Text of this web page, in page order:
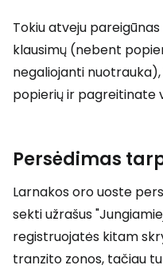
Tokiu atveju
klausimų (nebent
negaliojanti
popierių ir pagreitinate
Persėdimas
Larnakos oro uoste
sekti užrašus
registruojatės kitam
tranzito zonos, tačiau